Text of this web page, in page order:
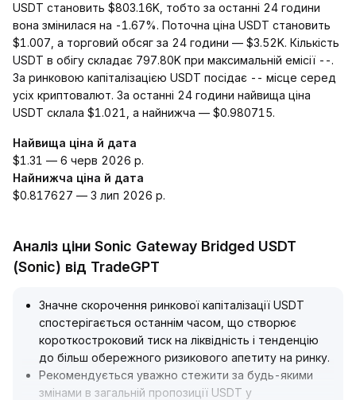
USDT становить $803.16K, тобто за останні 24 години
вона змінилася на -1.67%. Поточна ціна USDT становить
$1.007, а торговий обсяг за 24 години — $3.52K. Кількість
USDT в обігу складає 797.80K при максимальній емісії --.
За ринковою капіталізацією USDT посідає -- місце серед
усіх криптовалют. За останні 24 години найвища ціна
USDT склала $1.021, а найнижча — $0.980715.
Найвища ціна й дата
$1.31 — 6 черв 2026 р.
Найнижча ціна й дата
$0.817627 — 3 лип 2026 р.
Аналіз ціни Sonic Gateway Bridged USDT
(Sonic) від TradeGPT
Значне скорочення ринкової капіталізації USDT
спостерігається останнім часом, що створює
короткостроковий тиск на ліквідність і тенденцію
до більш обережного ризикового апетиту на ринку.
Рекомендується уважно стежити за будь-якими
змінами в загальній пропозиції USDT у